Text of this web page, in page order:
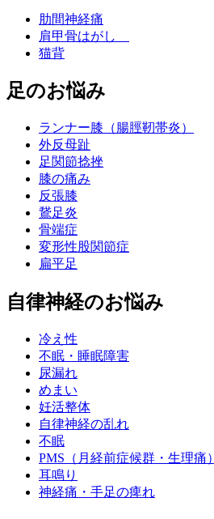
肋間神経痛
肩甲骨はがし
猫背
足のお悩み
ランナー膝（腸脛靭帯炎）
外反母趾
足関節捻挫
膝の痛み
反張膝
鵞足炎
骨端症
変形性股関節症
扁平足
自律神経のお悩み
冷え性
不眠・睡眠障害
尿漏れ
めまい
妊活整体
自律神経の乱れ
不眠
PMS（月経前症候群・生理痛）
耳鳴り
神経痛・手足の痺れ